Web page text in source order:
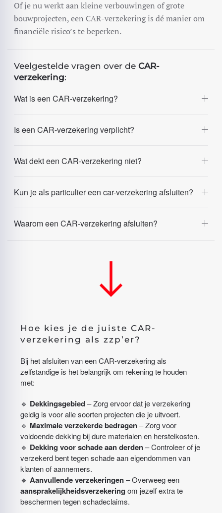
Of je nu werkt aan kleine verbouwingen of grote
bouwprojecten, een CAR-verzekering is dé manier om
financiële risico’s te beperken.
Veelgestelde vragen over de CAR-
verzekering:
Wat is een CAR-verzekering?
Is een CAR-verzekering verplicht?
Wat dekt een CAR-verzekering niet?
Kun je als particulier een car-verzekering afsluiten?
Waarom een CAR-verzekering afsluiten?
Hoe kies je de juiste CAR-
verzekering als zzp’er?
Bij het afsluiten van een CAR-verzekering als
zelfstandige is het belangrijk om rekening te houden
met:
🔹 Dekkingsgebied– Zorg ervoor dat je verzekering
geldig is voor alle soorten projecten die je uitvoert.
🔹 Maximale verzekerde bedragen– Zorg voor
voldoende dekking bij dure materialen en herstelkosten.
🔹 Dekking voor schade aan derden– Controleer of je
verzekerd bent tegen schade aan eigendommen van
klanten of aannemers.
🔹 Aanvullende verzekeringen– Overweeg een
aansprakelijkheidsverzekering om jezelf extra te
beschermen tegen schadeclaims.